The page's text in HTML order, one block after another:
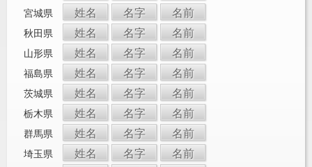
宮城県 姓名 名字 名前
秋田県 姓名 名字 名前
山形県 姓名 名字 名前
福島県 姓名 名字 名前
茨城県 姓名 名字 名前
栃木県 姓名 名字 名前
群馬県 姓名 名字 名前
埼玉県 姓名 名字 名前